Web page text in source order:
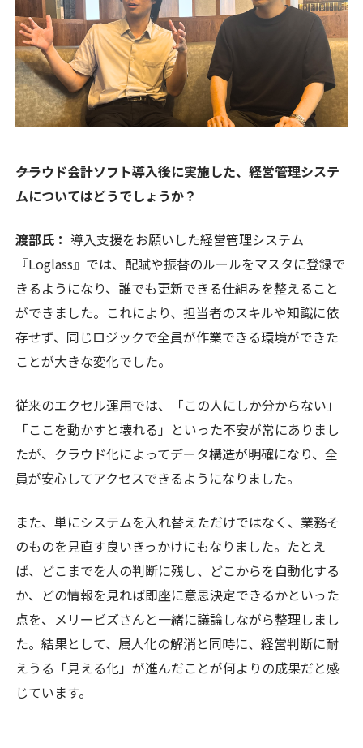
――クラウド会計ソフト導入後に実施した、経営管理システ
ムについてはどうでしょうか？
渡部氏： 導入支援をお願いした経営管理システム
『Loglass』では、配賦や振替のルールをマスタに登録で
きるようになり、誰でも更新できる仕組みを整えること
ができました。これにより、担当者のスキルや知識に依
存せず、同じロジックで全員が作業できる環境ができた
ことが大きな変化でした。
従来のエクセル運用では、「この人にしか分からない」
「ここを動かすと壊れる」といった不安が常にありまし
たが、クラウド化によってデータ構造が明確になり、全
員が安心してアクセスできるようになりました。
また、単にシステムを入れ替えただけではなく、業務そ
のものを見直す良いきっかけにもなりました。たとえ
ば、どこまでを人の判断に残し、どこからを自動化する
か、どの情報を見れば即座に意思決定できるかといった
点を、メリービズさんと一緒に議論しながら整理しまし
た。結果として、属人化の解消と同時に、経営判断に耐
えうる「見える化」が進んだことが何よりの成果だと感
じています。